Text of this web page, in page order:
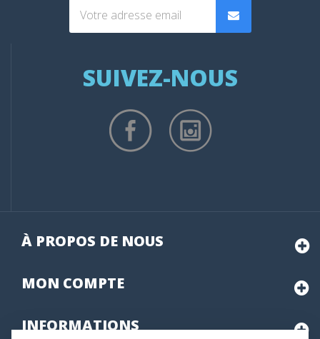
SUIVEZ-NOUS
À PROPOS DE NOUS
MON COMPTE
INFORMATIONS